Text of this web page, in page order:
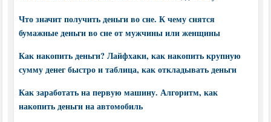
Что значит получить деньги во сне. К чему снятся
бумажные деньги во сне от мужчины или женщины
Как накопить деньги? Лайфхаки, как накопить крупную
сумму денег быстро и таблица, как откладывать деньги
Как заработать на первую машину. Алгоритм, как
накопить деньги на автомобиль